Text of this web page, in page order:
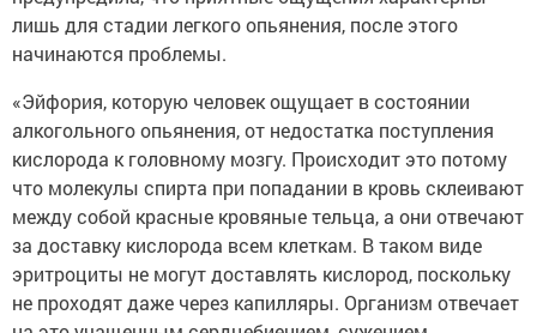
лишь для стадии легкого опьянения, после этого
начинаются проблемы.
«Эйфория, которую человек ощущает в состоянии
алкогольного опьянения, от недостатка поступления
кислорода к головному мозгу. Происходит это потому
что молекулы спирта при попадании в кровь склеивают
между собой красные кровяные тельца, а они отвечают
за доставку кислорода всем клеткам. В таком виде
эритроциты не могут доставлять кислород, поскольку
не проходят даже через капилляры. Организм отвечает